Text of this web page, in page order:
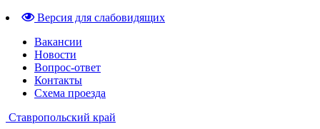
Версия для слабовидящих
Вакансии
Новости
Вопрос-ответ
Контакты
Схема проезда
Ставропольский край